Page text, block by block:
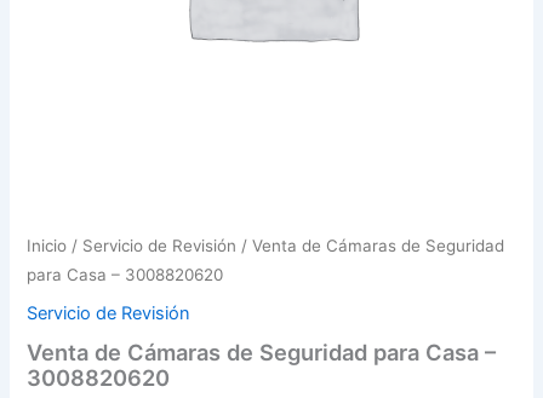
Inicio / Servicio de Revisión / Venta de Cámaras de Seguridad
para Casa – 3008820620
Servicio de Revisión
Venta de Cámaras de Seguridad para Casa –
3008820620